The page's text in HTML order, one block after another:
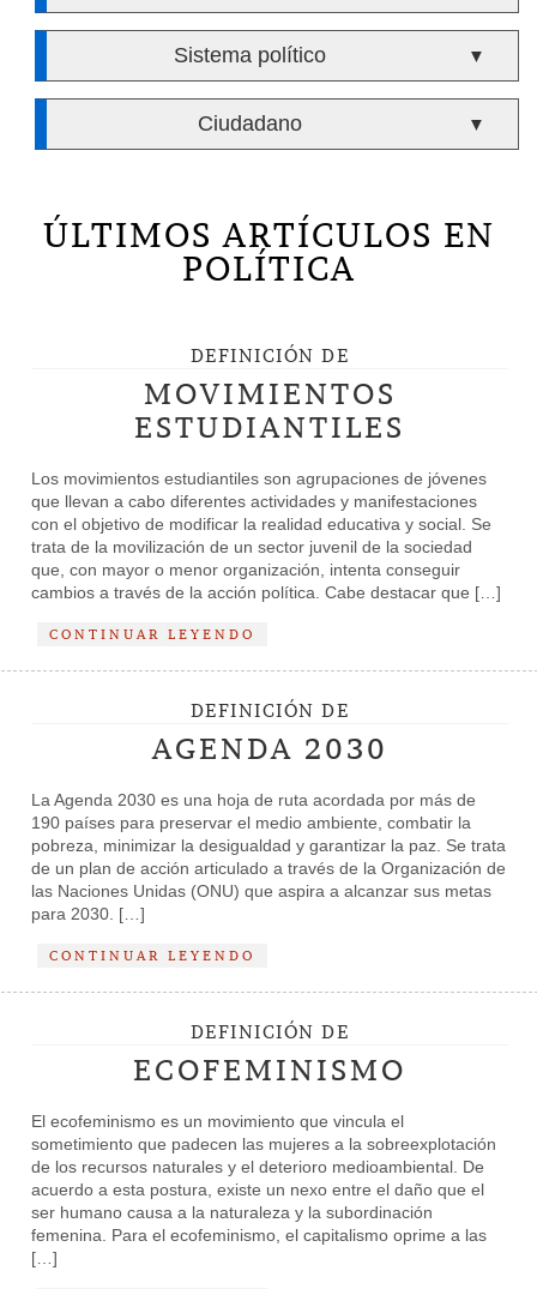
Sistema político ▼
Ciudadano ▼
ÚLTIMOS ARTÍCULOS EN
POLÍTICA
DEFINICIÓN DE
MOVIMIENTOS
ESTUDIANTILES
Los movimientos estudiantiles son agrupaciones de jóvenes
que llevan a cabo diferentes actividades y manifestaciones
con el objetivo de modificar la realidad educativa y social. Se
trata de la movilización de un sector juvenil de la sociedad
que, con mayor o menor organización, intenta conseguir
cambios a través de la acción política. Cabe destacar que […]
CONTINUAR LEYENDO
DEFINICIÓN DE
AGENDA 2030
La Agenda 2030 es una hoja de ruta acordada por más de
190 países para preservar el medio ambiente, combatir la
pobreza, minimizar la desigualdad y garantizar la paz. Se trata
de un plan de acción articulado a través de la Organización de
las Naciones Unidas (ONU) que aspira a alcanzar sus metas
para 2030. […]
CONTINUAR LEYENDO
DEFINICIÓN DE
ECOFEMINISMO
El ecofeminismo es un movimiento que vincula el
sometimiento que padecen las mujeres a la sobreexplotación
de los recursos naturales y el deterioro medioambiental. De
acuerdo a esta postura, existe un nexo entre el daño que el
ser humano causa a la naturaleza y la subordinación
femenina. Para el ecofeminismo, el capitalismo oprime a las
[…]